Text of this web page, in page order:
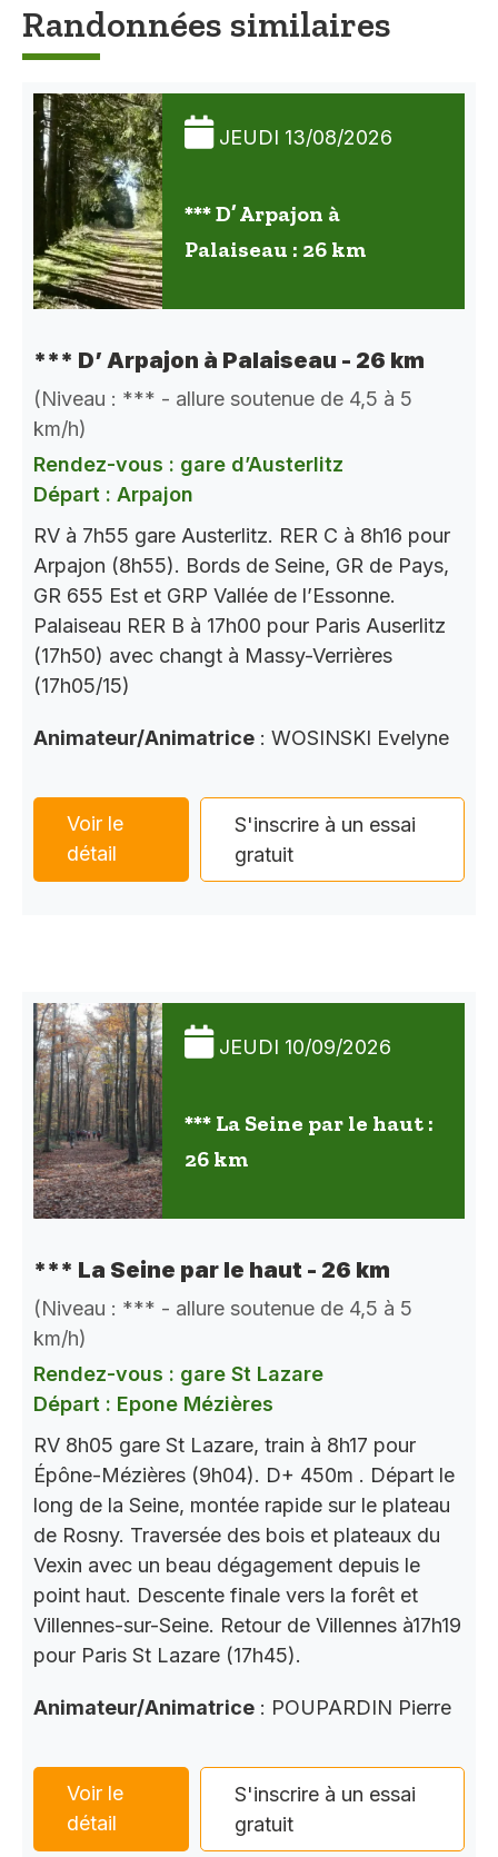
Randonnées similaires
JEUDI 13/08/2026
*** D’ Arpajon à
Palaiseau : 26 km
*** D’ Arpajon à Palaiseau - 26 km
(Niveau : *** - allure soutenue de 4,5 à 5
km/h)
Rendez-vous : gare d’Austerlitz
Départ : Arpajon
RV à 7h55 gare Austerlitz. RER C à 8h16 pour
Arpajon (8h55). Bords de Seine, GR de Pays,
GR 655 Est et GRP Vallée de l’Essonne.
Palaiseau RER B à 17h00 pour Paris Auserlitz
(17h50) avec changt à Massy-Verrières
(17h05/15)
Animateur/Animatrice : WOSINSKI Evelyne
Voir le
détail
S'inscrire à un essai
gratuit
JEUDI 10/09/2026
*** La Seine par le haut :
26 km
*** La Seine par le haut - 26 km
(Niveau : *** - allure soutenue de 4,5 à 5
km/h)
Rendez-vous : gare St Lazare
Départ : Epone Mézières
RV 8h05 gare St Lazare, train à 8h17 pour
Épône-Mézières (9h04). D+ 450m . Départ le
long de la Seine, montée rapide sur le plateau
de Rosny. Traversée des bois et plateaux du
Vexin avec un beau dégagement depuis le
point haut. Descente finale vers la forêt et
Villennes-sur-Seine. Retour de Villennes à17h19
pour Paris St Lazare (17h45).
Animateur/Animatrice : POUPARDIN Pierre
Voir le
détail
S'inscrire à un essai
gratuit